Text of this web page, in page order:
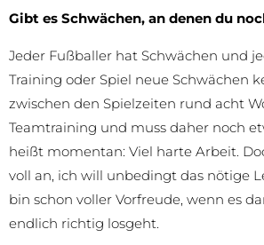
Gibt es Schwächen, an denen du
Jeder Fußballer hat Schwächen und
Training oder Spiel neue Schwächen
zwischen den Spielzeiten rund acht
Teamtraining und muss daher noch
heißt momentan: Viel harte Arbeit.
voll an, ich will unbedingt das nötige
bin schon voller Vorfreude, wenn es
endlich richtig losgeht.